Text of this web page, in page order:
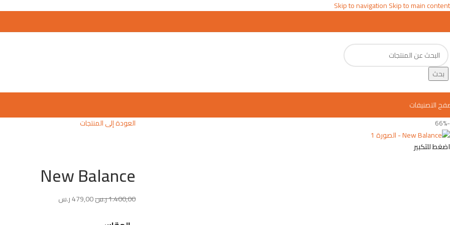
Skip to navigationSkip to main content
بحث
التصنيفات
-66%
اضغط للتكبير
العودة إلى المنتجات
New Balance
1.400,00ر.س479,00ر.س